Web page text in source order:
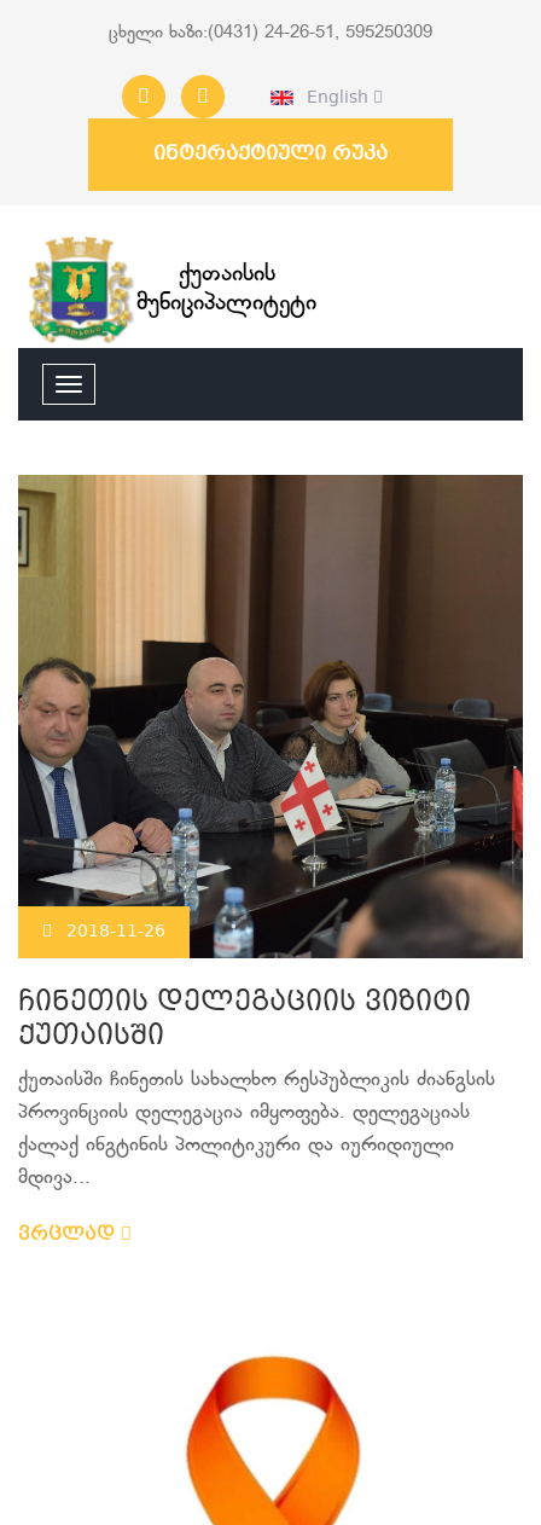
ცხელი ხაზი:(0431) 24-26-51, 595250309
English
ინტერაქტიული რუკა
ქუთაისის
მუნიციპალიტეტი
2018-11-26
ჩინეთის დელეგაციის ვიზიტი
ქუთაისში
ქუთაისში ჩინეთის სახალხო რესპუბლიკის ძიანგსის
პროვინციის დელეგაცია იმყოფება. დელეგაციას
ქალაქ ინგტინის პოლიტიკური და იურიდიული
მდივა...
ვრცლად